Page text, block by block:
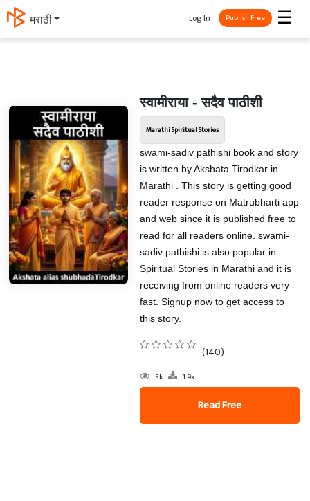
मराठी ☰
Log In Publish Free
स्वामीराया - सदैव पाठीशी
Marathi Spiritual Stories
swami-sadiv pathishi book and story
is written by Akshata Tirodkar in
Marathi . This story is getting good
reader response on Matrubharti app
and web since it is published free to
read for all readers online. swami-
sadiv pathishi is also popular in
Spiritual Stories in Marathi and it is
receiving from online readers very
fast. Signup now to get access to
this story.
(140)
5k 1.9k
Read Free